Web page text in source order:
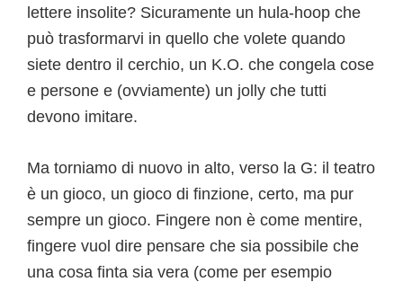
lettere insolite? Sicuramente un hula-hoop che
può trasformarvi in quello che volete quando
siete dentro il cerchio, un K.O. che congela cose
e persone e (ovviamente) un jolly che tutti
devono imitare.
Ma torniamo di nuovo in alto, verso la G: il teatro
è un gioco, un gioco di finzione, certo, ma pur
sempre un gioco. Fingere non è come mentire,
fingere vuol dire pensare che sia possibile che
una cosa finta sia vera (come per esempio